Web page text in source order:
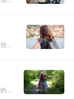
分
联